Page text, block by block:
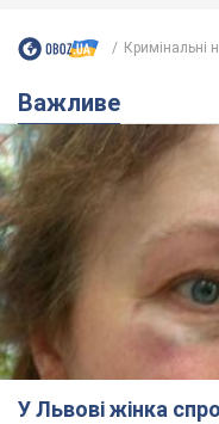
Кримінальні
Важливе
У Львові жінка